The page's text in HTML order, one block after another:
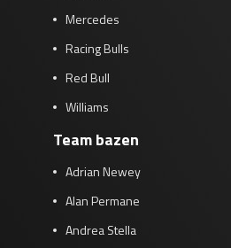
Mercedes
Racing Bulls
Red Bull
Williams
Team bazen
Adrian Newey
Alan Permane
Andrea Stella